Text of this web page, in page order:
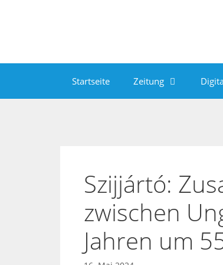
Startseite Zeitung
Szijjártó:
zwischen
Jahren um